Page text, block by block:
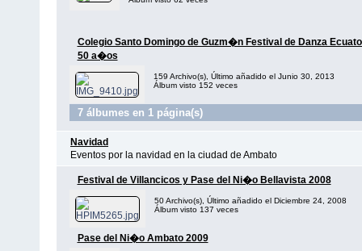
Colegio Santo Domingo de Guzm�n Festival de Danza
50 a�os
159 Archivo(s), Último añadido el Junio 30, 2013
Álbum visto 152 veces
7 álbumes en 1 página(s)
Navidad
Eventos por la navidad en la ciudad de Ambato
Festival de Villancicos y Pase del Ni�o Bellavista 2008
50 Archivo(s), Último añadido el Diciembre 24, 2008
Álbum visto 137 veces
Pase del Ni�o Ambato 2009